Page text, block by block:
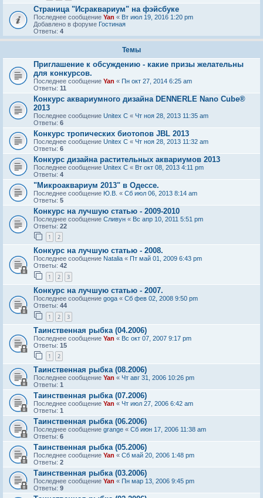
Страница "Исраквариум" на фэйсбуке
Последнее сообщение Yan « Вт июл 19, 2016 1:20 pm
Добавлено в форуме Гостиная
Ответы: 4
Темы
Приглашение к обсуждению - какие призы желательны
для конкурсов.
Последнее сообщение Yan « Пн окт 27, 2014 6:25 am
Ответы: 11
Конкурс аквариумного дизайна DENNERLE Nano Cube®
2013
Последнее сообщение Unitex C « Чт ноя 28, 2013 11:35 am
Ответы: 6
Конкурс тропических биотопов JBL 2013
Последнее сообщение Unitex C « Чт ноя 28, 2013 11:32 am
Ответы: 6
Конкурс дизайна растительных аквариумов 2013
Последнее сообщение Unitex C « Вт окт 08, 2013 4:11 pm
Ответы: 4
"Микроаквариум 2013" в Одессе.
Последнее сообщение Ю.В. « Сб июл 06, 2013 8:14 am
Ответы: 5
Конкурс на лучшую статью - 2009-2010
Последнее сообщение Сливун « Вс апр 10, 2011 5:51 pm
Ответы: 22
1 2
Конкурс на лучшую статью - 2008.
Последнее сообщение Natalia « Пт май 01, 2009 6:43 pm
Ответы: 42
1 2 3
Конкурс на лучшую статью - 2007.
Последнее сообщение goga « Сб фев 02, 2008 9:50 pm
Ответы: 44
1 2 3
Таинственная рыбка (04.2006)
Последнее сообщение Yan « Вс окт 07, 2007 9:17 pm
Ответы: 15
1 2
Таинственная рыбка (08.2006)
Последнее сообщение Yan « Чт авг 31, 2006 10:26 pm
Ответы: 1
Таинственная рыбка (07.2006)
Последнее сообщение Yan « Чт июл 27, 2006 6:42 am
Ответы: 1
Таинственная рыбка (06.2006)
Последнее сообщение grange « Сб июн 17, 2006 11:38 am
Ответы: 6
Таинственная рыбка (05.2006)
Последнее сообщение Yan « Сб май 20, 2006 1:48 pm
Ответы: 2
Таинственная рыбка (03.2006)
Последнее сообщение Yan « Пн мар 13, 2006 9:45 pm
Ответы: 9